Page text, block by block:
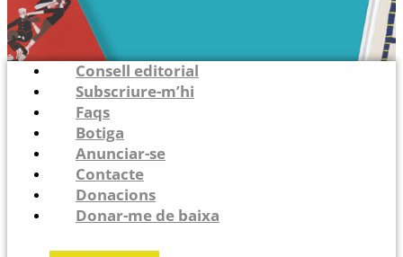
Consell editorial
Subscriure-m’hi
Faqs
Botiga
Anunciar-se
Contacte
Donacions
Donar-me de baixa